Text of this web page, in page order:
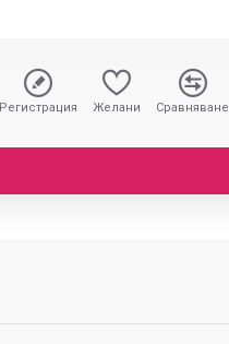
Регистрация Желани Сравняване